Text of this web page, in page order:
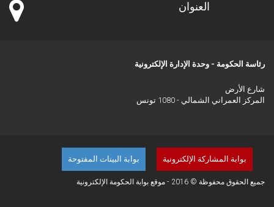
العنوان
رئاسة الحكومة - وحدة الإدارة الإلكترونية
شارع الأرض
المركز العمراني الشمالي - 1080 تونس
بوابة البينات المفتوحة بوابة المشاركة الإلكترونية
جميع الحقوق محفوظة © 2016 - موقع بوابة الحكومة الإلكترونية